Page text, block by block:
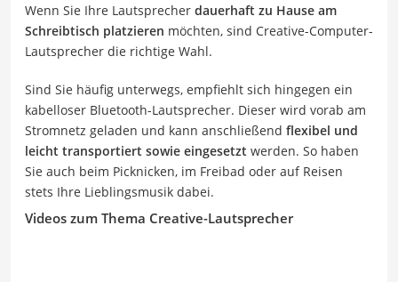
Wenn Sie Ihre Lautsprecher dauerhaft zu Hause am
Schreibtisch platzieren möchten, sind Creative-Computer-
Lautsprecher die richtige Wahl.
Sind Sie häufig unterwegs, empfiehlt sich hingegen ein
kabelloser Bluetooth-Lautsprecher. Dieser wird vorab am
Stromnetz geladen und kann anschließend flexibel und
leicht transportiert sowie eingesetzt werden. So haben
Sie auch beim Picknicken, im Freibad oder auf Reisen
stets Ihre Lieblingsmusik dabei.
Videos zum Thema Creative-Lautsprecher